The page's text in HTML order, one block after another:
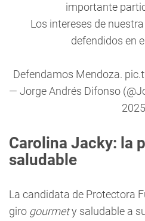
importante
Los intereses de
defendidos en
Defendamos Mendoza.
— Jorge Andrés Difonso
2025
Carolina Jacky: la
saludable
La candidata de Protectora
giro gourmety saludable a